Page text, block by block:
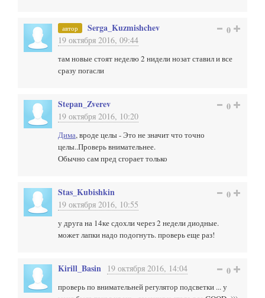
автор Serga_Kuzmishchev
19 октября 2016, 09:44
0
там новые стоят неделю 2 нидели нозат ставил и все
сразу погасли
Stepan_Zverev
19 октября 2016, 10:20
0
Дима, вроде целы - Это не значит что точно
целы..Проверь внимательнее.
Обычно сам пред сгорает только
Stas_Kubishkin
19 октября 2016, 10:55
0
у друга на 14ке сдохли через 2 недели диодные.
может лапки надо подогнуть. проверь еще раз!
Kirill_Basin 19 октября 2016, 14:04 0
проверь по внимательней регулятор подсветки ... у